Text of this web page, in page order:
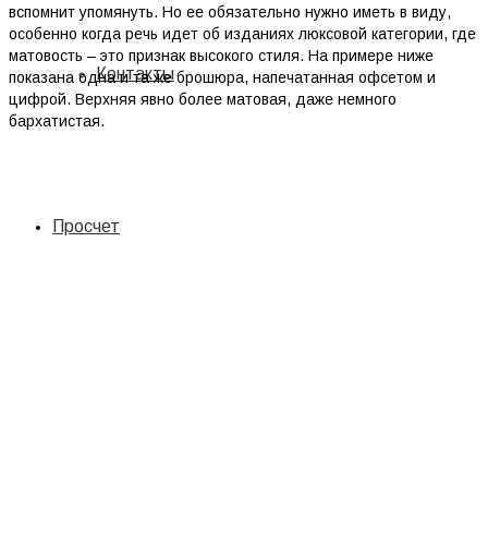
Контакты
Просчет
вспомнит упомянуть. Но ее обязательно нужно иметь в виду,
особенно когда речь идет об изданиях люксовой категории, где
матовость – это признак высокого стиля. На примере ниже
показана одна и та же брошюра, напечатанная офсетом и
цифрой. Верхняя явно более матовая, даже немного
бархатистая.